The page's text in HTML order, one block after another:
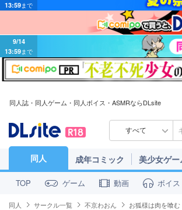
9/14
13:59まで
同人誌・同人ゲーム・同人ボイス・ASMRならDLsite
すべて
同人 成年コミック 美少女ゲー
TOP ゲーム 動画 ボイ
同人 サークル一覧 不京わおん お狐様は肉を喰む